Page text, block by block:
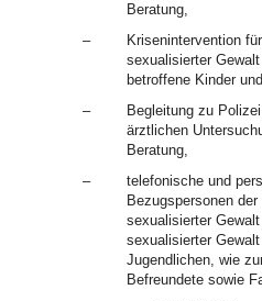
Beratung,
–
Krisenintervention
sexualisierter
betroffene Kinder
–
Begleitung zu
ärztlichen
Beratung,
–
telefonische und
Bezugspersonen
sexualisierter
sexualisierter
Jugendlichen, wie
Befreundete sowie